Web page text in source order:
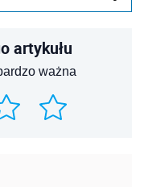
artykułu
ważna